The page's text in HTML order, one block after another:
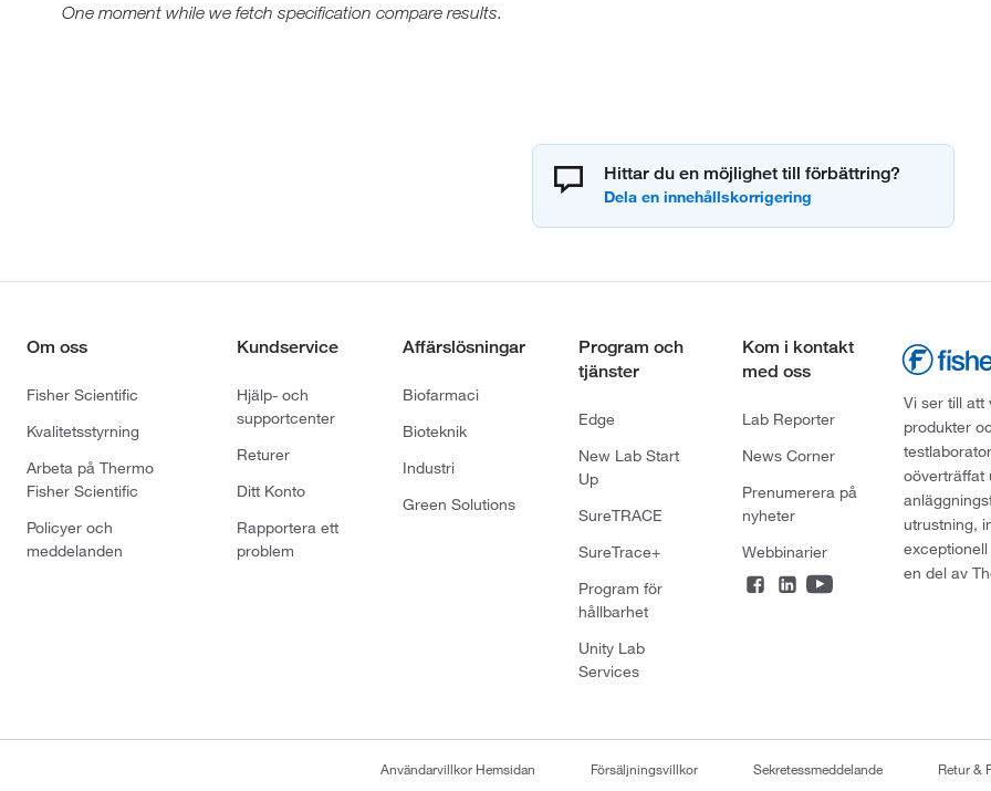
One moment while we fetch specification compare results.
Hittar du en möjlighet till förbättring?
Om oss
Fisher Scientific
Kvalitetsstyrning
Arbeta på Thermo
Fisher Scientific
Policyer och
meddelanden
Kundservice
Hjälp- och
supportcenter
Returer
Ditt Konto
Rapportera ett
problem
Affärslösningar
Biofarmaci
Bioteknik
Industri
Green Solutions
Program och
tjänster
Edge
New Lab Start
Up
SureTRACE
SureTrace+
Program för
hållbarhet
Unity Lab
Services
Kom i kontakt
med oss
Lab Reporter
News Corner
Prenumerera på
nyheter
Webbinarier
Vi ser till att
produkter
oöverträffat
utrustning,
en del av
Användarvillkor Hemsidan Försäljningsvillkor Sekretessmeddelande Retur &